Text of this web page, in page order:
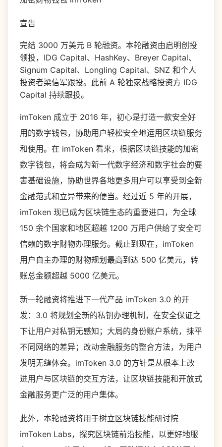
宣告
完结 3000 万美元 B 轮融资。本轮融资由启明创投
领投，IDG Capital、HashKey、Breyer Capital、
Signum Capital、Longling Capital、SNZ 和个人
投资者梁信军跟投。此前 A 轮独家战略投资方 IDG
Capital 持续跟投。
imToken 成立于 2016 年，初心是打造一款安全好
用的数字钱包，协助用户轻松安全地运用区块链服务
和使用。在 imToken 看来，根据区块链技能的加密
数字钱包，将会成为新一代数字经济和数字社会的要
害基础设施，协助世界各地更多用户可以享受到全新
金融范式和立异带来的便当。经过近 5 年的开展，
imToken 现已成为区块链生态的重要进口，为全球
150 余个国家和地区超越 1200 万用户供给了安全可
信赖的数字财物办理服务。截止到现在，imToken
用户自主办理的财物规划最高到达 500 亿美元，转
账总金额超越 5000 亿美元。
新一轮融资将推进下一代产品 imToken 3.0 的开
发：3.0 将规划全新的私钥办理机制，在安全保证之
下让用户对私钥无感知；大局的身份账户系统，抹平
不同网络的差异；改动金融服务的整合方法，为用户
发明无缝体会。imToken 3.0 的方针是从根本上改
进用户与区块链的交互方法，让区块链技能和开放式
金融服务更广泛的用户集体。
此外，本轮融资将用于树立区块链技能研讨院
imToken Labs，探究区块链前沿技能，以更好地服